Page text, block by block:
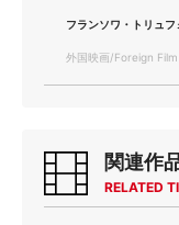
フランソワ・トリュフ
外国映画/Foreign Film
関連作
RELATED